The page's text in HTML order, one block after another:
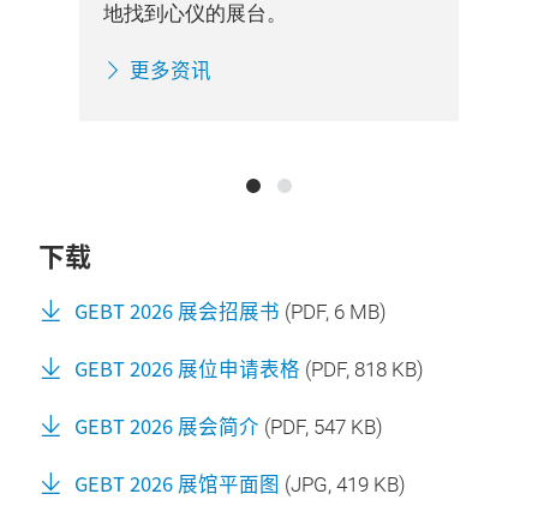
地找到心仪的展台。
更多资讯
下载
GEBT 2026 展会招展书 (PDF, 6 MB)
GEBT 2026 展位申请表格 (PDF, 818 KB)
GEBT 2026 展会简介 (PDF, 547 KB)
GEBT 2026 展馆平面图 (JPG, 419 KB)